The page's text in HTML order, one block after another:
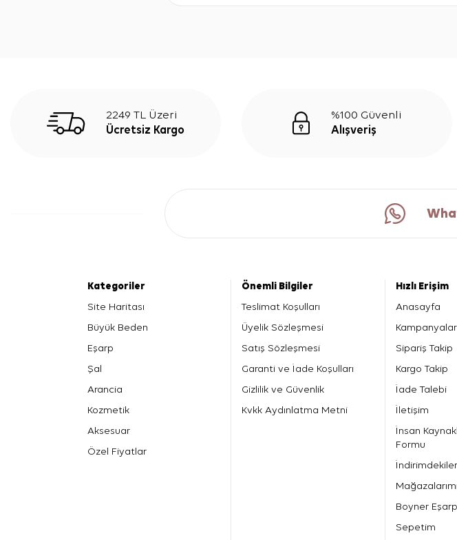
2249 TL Üzeri
Ücretsiz Kargo
%100 Güvenli
Alışveriş
Kategoriler
Site Haritası
Büyük Beden
Eşarp
Şal
Arancia
Kozmetik
Aksesuar
Özel Fiyatlar
Önemli Bilgiler
Teslimat Koşulları
Üyelik Sözleşmesi
Satış Sözleşmesi
Garanti ve İade Koşulları
Gizlilik ve Güvenlik
Kvkk Aydınlatma Metni
Hızlı Erişim
Anasayfa
Kampanyalar
Sipariş Takip
Kargo Takip
İade Talebi
İletişim
İnsan
Formu
İndirimdekiler
Boyner
Sepetim